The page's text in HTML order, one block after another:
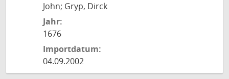
John; Gryp, Dirck
Jahr:
1676
Importdatum:
04.09.2002